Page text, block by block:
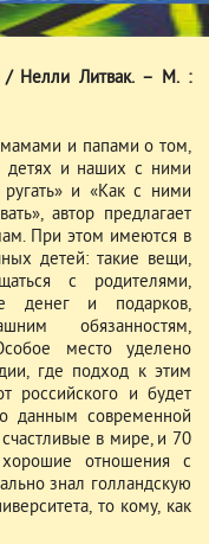
/ Нелли Литвак. – М. :
и папами о том,
детях и наших с ними
и «Как с ними
автор предлагает
При этом имеются в
детей: такие вещи,
с родителями,
денег и подарков,
обязанностям,
место уделено
где подход к этим
российского и будет
данным современной
в мире, и 70
отношения с
знал голландскую
то кому, как